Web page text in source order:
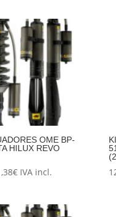
desde
137,94€
hasta
1.694,00€
OME BP-
HILUX REVO
€Rango
desde
IVA incl.